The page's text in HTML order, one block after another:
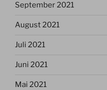
September 2021
August 2021
Juli 2021
Juni 2021
Mai 2021